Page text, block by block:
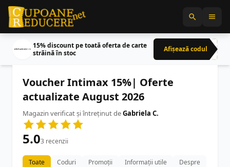
15% discount pe toată oferta de carte
străină în stoc
Afișează codulCRN
Voucher Intimax 15%| Oferte
actualizate August 2026
Magazin verificat și întreținut deGabriela C.
5.03 recenzii
Toate Coduri Promoții Informații utile
Despre